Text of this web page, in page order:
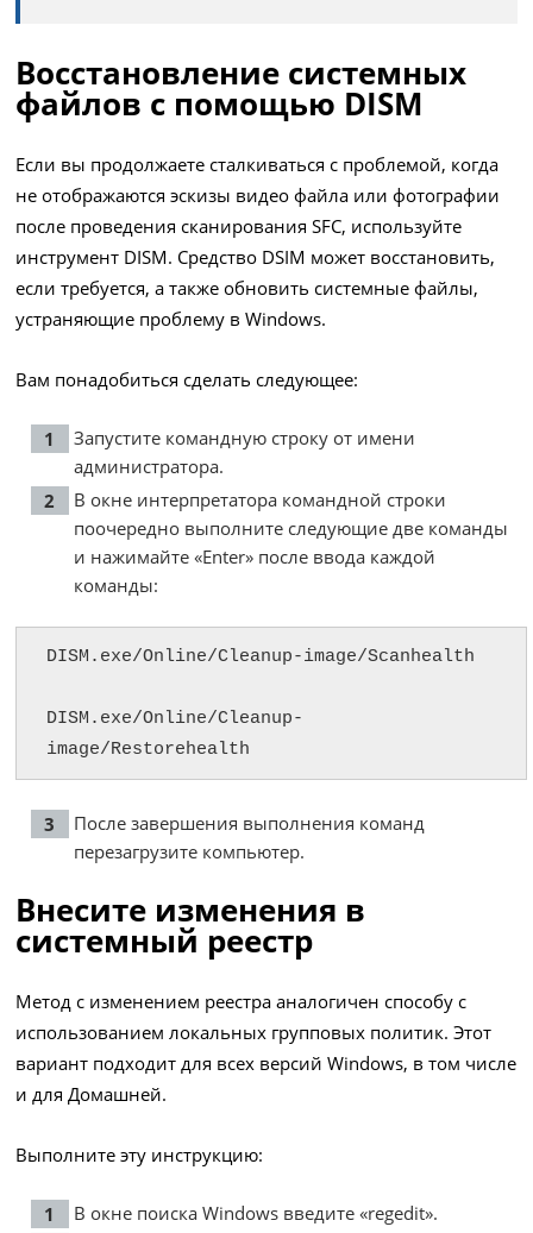
Восстановление системных
файлов с помощью DISM
Если вы продолжаете сталкиваться с проблемой, когда
не отображаются эскизы видео файла или фотографии
после проведения сканирования SFC, используйте
инструмент DISM. Средство DSIM может восстановить,
если требуется, а также обновить системные файлы,
устраняющие проблему в Windows.
Вам понадобиться сделать следующее:
Запустите командную строку от имени
администратора.
В окне интерпретатора командной строки
поочередно выполните следующие две команды
и нажимайте «Enter» после ввода каждой
команды:
DISM.exe/Online/Cleanup-image/Scanhealth
DISM.exe/Online/Cleanup-
image/Restorehealth
После завершения выполнения команд
перезагрузите компьютер.
Внесите изменения в
системный реестр
Метод с изменением реестра аналогичен способу с
использованием локальных групповых политик. Этот
вариант подходит для всех версий Windows, в том числе
и для Домашней.
Выполните эту инструкцию:
В окне поиска Windows введите «regedit».